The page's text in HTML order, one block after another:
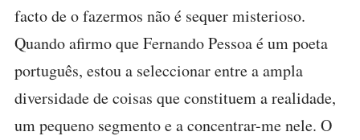
facto de o fazermos não é sequer misterioso.
Quando afirmo que Fernando Pessoa é um poeta
português, estou a seleccionar entre a ampla
diversidade de coisas que constituem a realidade,
um pequeno segmento e a concentrar-me nele. O